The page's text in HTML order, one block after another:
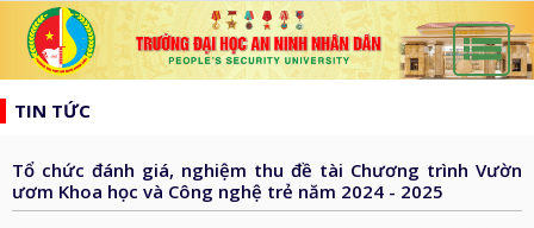
list
search
CHỦ
GIỚI
THIỆU
TIN TỨC
Tổ chức đánh giá, nghiệm thu đề tài Chương trình Vườn
ươm Khoa học và Công nghệ trẻ năm 2024 - 2025